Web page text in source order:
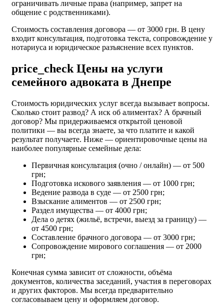
ограничивать личные права (например, запрет на
общение с родственниками).
Стоимость составления договора — от 3000 грн. В цену
входит консультация, подготовка текста, сопровождение у
нотариуса и юридическое разъяснение всех пунктов.
price_check Цены на услуги
семейного адвоката в Днепре
Стоимость юридических услуг всегда вызывает вопросы.
Сколько стоит развод? А иск об алиментах? А брачный
договор? Мы придерживаемся открытой ценовой
политики — вы всегда знаете, за что платите и какой
результат получаете. Ниже — ориентировочные цены на
наиболее популярные семейные дела:
Первичная консультация (очно / онлайн) — от 500
грн;
Подготовка искового заявления — от 1000 грн;
Ведение развода в суде — от 2500 грн;
Взыскание алиментов — от 2500 грн;
Раздел имущества — от 4000 грн;
Дела о детях (жильё, встречи, выезд за границу) —
от 4500 грн;
Составление брачного договора — от 3000 грн;
Сопровождение мирового соглашения — от 2000
грн;
Конечная сумма зависит от сложности, объёма
документов, количества заседаний, участия в переговорах
и других факторов. Мы всегда предварительно
согласовываем цену и оформляем договор.